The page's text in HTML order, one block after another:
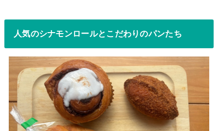
人気のシナモンロールとこだわりのパンたち